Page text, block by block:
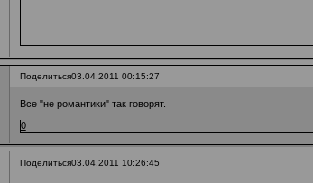
Поделиться03.04.2011 00:15:27
Все "не романтики" так говорят.
0
Поделиться03.04.2011 10:26:45